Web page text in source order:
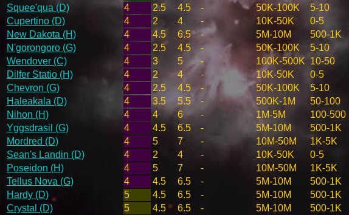
Squee'qua (D)
4 2.5 4.5 - 50K-100K 5-10
Cupertino (D)
4 2 4 - 10K-50K 0-5
New Dakota (H)
4 4.5 6.5 - 5M-10M 500-1K
N'gorongoro (G)
4 2.5 4.5 - 50K-100K 5-10
Wendover (C)
4 3 5 - 100K-500K 10-50
Dilfer Statio (H)
4 2 4 - 10K-50K 0-5
Chevron (G)
4 2.5 4.5 - 50K-100K 5-10
Haleakala (D)
4 3.5 5.5 - 500K-1M 50-100
Nihon (H)
4 4 6 - 1M-5M 100-500
Yggsdrasil (G)
4 4.5 6.5 - 5M-10M 500-1K
Mordred (D)
4 5 7 - 10M-50M 1K-5K
Sean's Landin (D)
4 2 4 - 10K-50K 0-5
Poseidon (H)
4 5 7 - 10M-50M 1K-5K
Tellus Nova (G)
4 4.5 6.5 - 5M-10M 500-1K
Hardy (D)
5 4.5 6.5 - 5M-10M 500-1K
Crystal (D)
5 4.5 6.5 - 5M-10M 500-1K